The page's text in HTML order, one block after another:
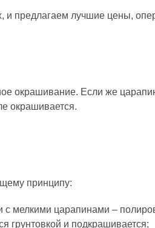
предлагаем лучшие цены,
окрашивание. Если же
окрашивается.
принципу:
с мелкими царапинами –
грунтовкой и подкрашивается;